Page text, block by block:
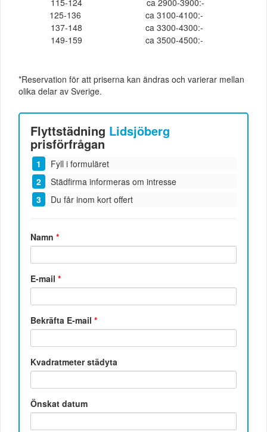
115-124
ca 2900-3900:-
125-136
ca 3100-4100:-
137-148
ca 3300-4300:-
149-159
ca 3500-4500:-
*Reservation för att priserna kan ändras och varierar mellan
olika delar av Sverige.
Flyttstädning Lidsjöberg
prisförfrågan
Fyll i formuläret
Städfirma informeras om intresse
Du får inom kort offert
Namn*
E-mail*
Bekräfta E-mail*
Kvadratmeter städyta
Önskat datum